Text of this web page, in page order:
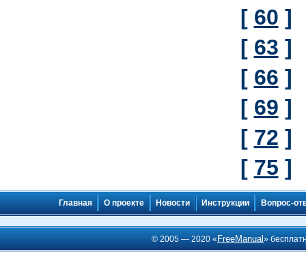
[ 60 ]
[ 63 ]
[ 66 ]
[ 69 ]
[ 72 ]
[ 75 ]
Главная О проекте Новости Инструкции Вопрос-
© 2005 — 2020 « FreeManual»